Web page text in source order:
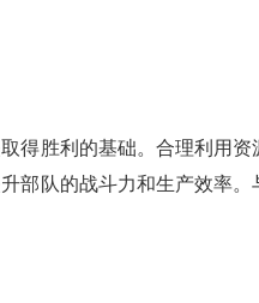
得胜利的基础。合理利用
部队的战斗力和生产效率